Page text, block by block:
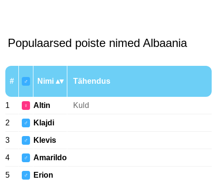
Populaarsed poiste nimed Albaania
# ♂ Nimi Tähendus
1 ♀ Altin Kuld
2 ♂ Klajdi
3 ♂ Klevis
4 ♂ Amarildo
5 ♂ Erion